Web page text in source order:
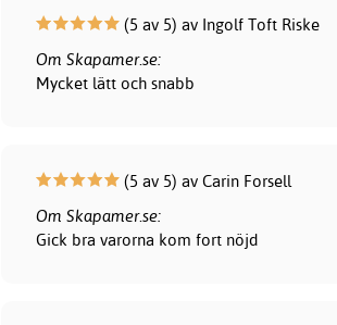
(5 av 5) av Ingolf Toft Riske
Om Skapamer.se:
Mycket lätt och snabb
(5 av 5) av Carin Forsell
Om Skapamer.se:
Gick bra varorna kom fort nöjd